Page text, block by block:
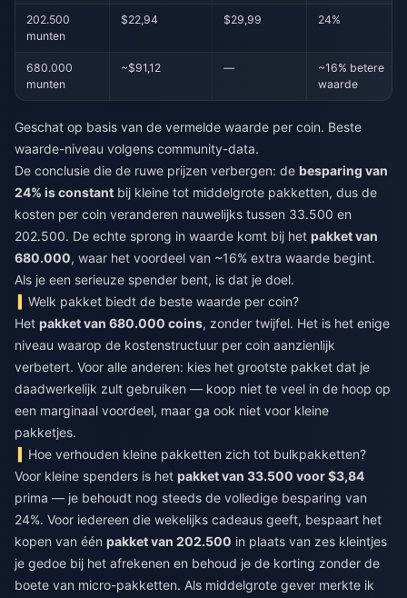
202.500
munten
$22,94 $29,99 24%
680.000
munten
~$91,12 —
~16% betere
waarde
Geschat op basis van de vermelde waarde per coin. Beste
waarde-niveau volgens community-data.
De conclusie die de ruwe prijzen verbergen: de besparing van
24% is constant bij kleine tot middelgrote pakketten, dus de
kosten per coin veranderen nauwelijks tussen 33.500 en
202.500. De echte sprong in waarde komt bij het pakket van
680.000, waar het voordeel van ~16% extra waarde begint.
Als je een serieuze spender bent, is dat je doel.
Welk pakket biedt de beste waarde per coin?
Het pakket van 680.000 coins, zonder twijfel. Het is het enige
niveau waarop de kostenstructuur per coin aanzienlijk
verbetert. Voor alle anderen: kies het grootste pakket dat je
daadwerkelijk zult gebruiken — koop niet te veel in de hoop op
een marginaal voordeel, maar ga ook niet voor kleine
pakketjes.
Hoe verhouden kleine pakketten zich tot bulkpakketten?
Voor kleine spenders is het pakket van 33.500 voor $3,84
prima — je behoudt nog steeds de volledige besparing van
24%. Voor iedereen die wekelijks cadeaus geeft, bespaart het
kopen van één pakket van 202.500 in plaats van zes kleintjes
je gedoe bij het afrekenen en behoud je de korting zonder de
boete van micro-pakketten. Als middelgrote gever merkte ik